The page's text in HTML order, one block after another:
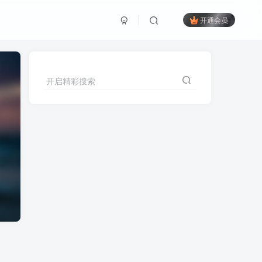
开通会员
开启精彩搜索